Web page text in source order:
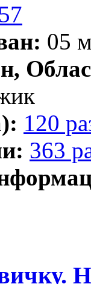
05
120
363